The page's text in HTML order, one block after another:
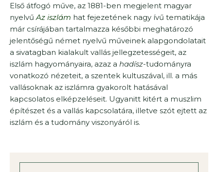
Első átfogó műve, az 1881-ben megjelent magyar
nyelvű Az iszlám hat fejezetének nagy ívű tematikája
már csírájában tartalmazza későbbi meghatározó
jelentőségű német nyelvű műveinek alapgondolatait
a sivatagban kialakult vallás jellegzetességeit, az
iszlám hagyományaira, azaz a hadísz-tudományra
vonatkozó nézeteit, a szentek kultuszával, ill. a más
vallásoknak az iszlámra gyakorolt hatásával
kapcsolatos elképzeléseit. Ugyanitt kitért a muszlim
építészet és a vallás kapcsolatára, illetve szót ejtett az
iszlám és a tudomány viszonyáról is.